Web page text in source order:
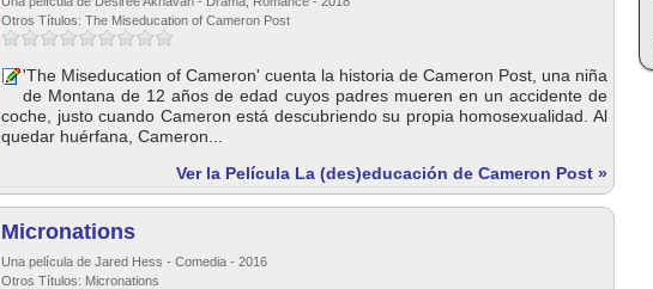
Otros Títulos: The Miseducation of Cameron Post
'The Miseducation of Cameron' cuenta la historia de Cameron Post, una niña
de Montana de 12 años de edad cuyos padres mueren en un accidente de
coche, justo cuando Cameron está descubriendo su propia homosexualidad. Al
quedar huérfana, Cameron...
Ver la Película La (des)educación de Cameron Post »
Micronations
Una película de Jared Hess - Comedia - 2016
Otros Títulos: Micronations